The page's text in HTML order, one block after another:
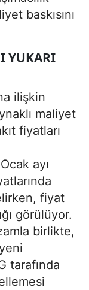
baskısını
YUKARI
ilişkin
maliyet
fiyatları
ayı
fiyat
görülüyor.
birlikte,
tarafında